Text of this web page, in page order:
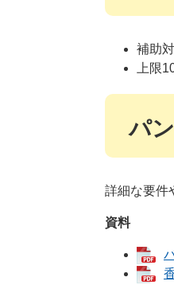
補助
上限
パ
詳細な要件
資料